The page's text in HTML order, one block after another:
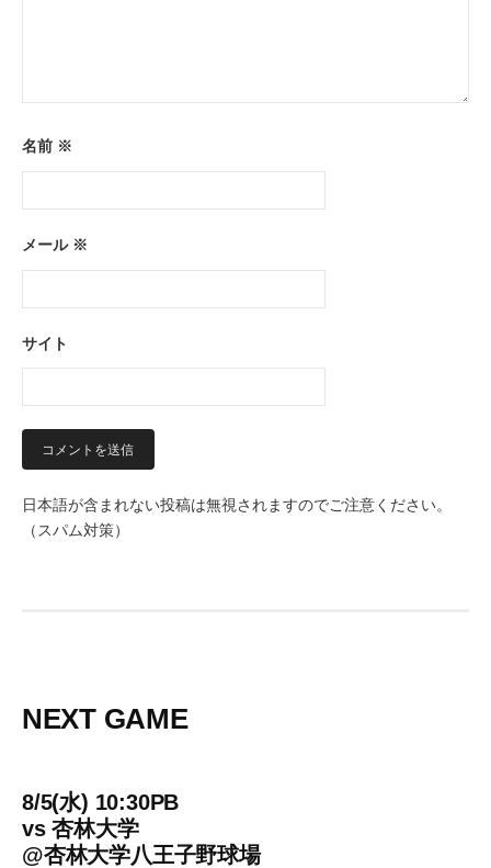
名前 ※
メール ※
サイト
日本語が含まれない投稿は無視されますのでご注意ください。
（スパム対策）
NEXT GAME
8/5(水) 10:30PB
vs杏林大学
@杏林大学八王子野球場